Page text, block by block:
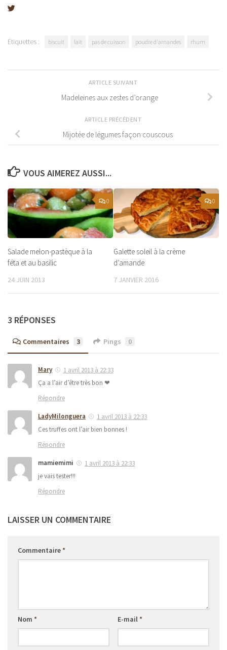
Étiquettes : biscuit lait pas de cuisson poudre d'amandes rhum
ARTICLE SUIVANT
Madeleines aux zestes d’orange
ARTICLE PRÉCÉDENT
Mijotée de légumes façon couscous
VOUS AIMEREZ AUSSI...
0
Salade melon-pastèque à la
féta et au basilic
24 JUIN 2013
0
Galette soleil à la crème
d’amande
7 JANVIER 2016
3 RÉPONSES
Commentaires 3 Pings 0
Mary
1 avril 2013 à 22:33
Ça a l’air d’être très bon ❤
Répondre
LadyMilonguera
1 avril 2013 à 22:33
Ces truffes ont l’air bien bonnes !
Répondre
mamiemimi
1 avril 2013 à 22:33
je vais tester!!!
Répondre
LAISSER UN COMMENTAIRE
Commentaire*
Nom * E-mail*